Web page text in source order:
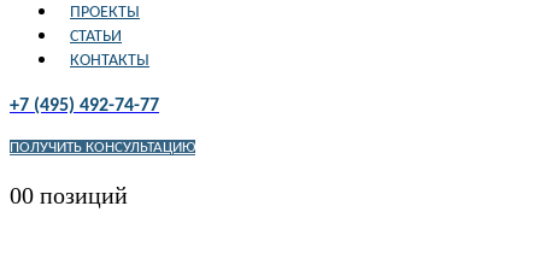
ПРОЕКТЫ
СТАТЬИ
КОНТАКТЫ
+7 (495) 492-74-77
ПОЛУЧИТЬ КОНСУЛЬТАЦИЮ
00 позиций